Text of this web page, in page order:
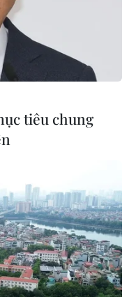
27
tiêu chung